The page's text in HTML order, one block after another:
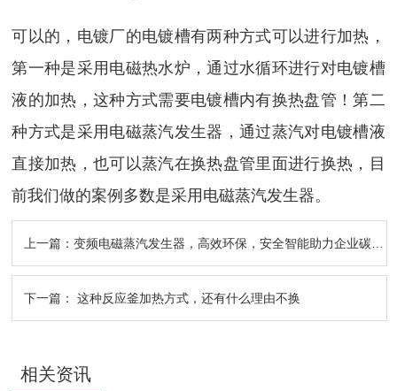
可以的，电镀厂的电镀槽有两种方式可以进行加热，
第一种是采用电磁热水炉，通过水循环进行对电镀槽
液的加热，这种方式需要电镀槽内有换热盘管！第二
种方式是采用电磁蒸汽发生器，通过蒸汽对电镀槽液
直接加热，也可以蒸汽在换热盘管里面进行换热，目
前我们做的案例多数是采用电磁蒸汽发生器。
上一篇：变频电磁蒸汽发生器，高效环保，安全智能助力企业碳中和 变频电磁蒸汽发生器，高效环保，安全智能助力企业碳中和
下一篇： 这种反应釜加热方式，还有什么理由不换
相关资讯